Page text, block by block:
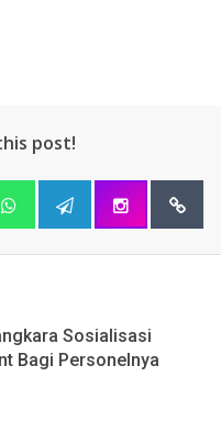
post!
Sosialisasi
Bagi Personelnya